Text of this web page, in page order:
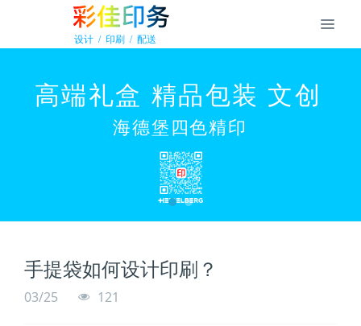
手提袋如何设计印刷？
03/25 121